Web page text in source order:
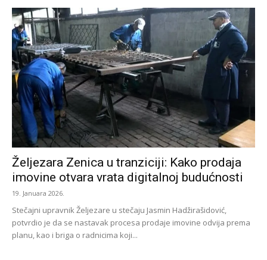
Željezara Zenica u tranziciji: Kako prodaja
imovine otvara vrata digitalnoj budućnosti
19. Januara 2026.
Stečajni upravnik Željezare u stečaju Jasmin Hadžirašidović,
potvrdio je da se nastavak procesa prodaje imovine odvija prema
planu, kao i briga o radnicima koji...